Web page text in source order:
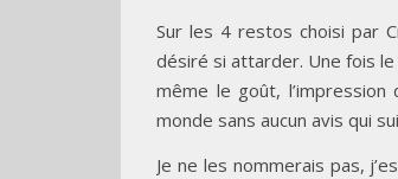
Sur les 4 restos choisi par
désiré si attarder. Une fois
même le goût,
monde sans aucun avis qui
Je ne les nommerais pas,